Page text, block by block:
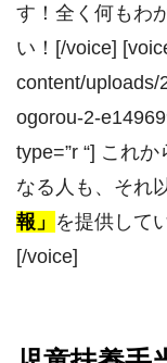
す！全く何もわ
い！[/voice]
content/uploads/
ogorou-2-
type=”r “] これ
なる人も、それ
報」 を提供して
[/voice]